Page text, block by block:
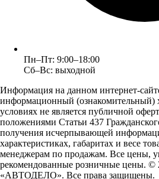
Пн–Пт: 9:00–18:00
Сб–Вс: выходной
Информация на данном интернет-
информационный (ознакомительный)
условиях не является публичной
положениями Статьи 437
получения исчерпывающей
характеристиках, габаритах и весе
менеджерам по продажам. Все цены,
рекомендованные розничные цены. ©
«АВТОДЕЛО». Все права защищены.